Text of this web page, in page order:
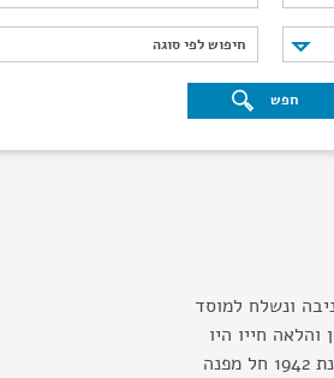
חיפוש לפי סוגה
חיפוש לפי סוגה
חפש
בהיותו בן 15 נאשם בגניבה ונשלח למוסד
חייו היו
קשורים בפשע והוא בא ויצא בשערי בתי הכלא. בשנת 1942 חל מפנה